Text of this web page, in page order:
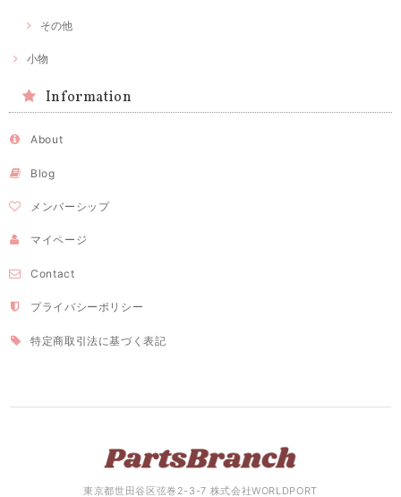
その他
小物
Information
About
Blog
メンバーシップ
マイページ
Contact
プライバシーポリシー
特定商取引法に基づく表記
東京都世田谷区弦巻2-3-7 株式会社WORLDPORT